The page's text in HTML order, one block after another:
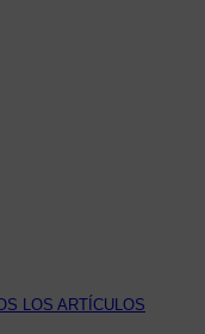
LOS ARTÍCULOS